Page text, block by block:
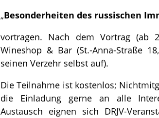
„Besonderheiten des russischen
vortragen. Nach dem Vortrag
Wineshop & Bar (St.-Anna-Straße
seinen Verzehr selbst auf).
Die Teilnahme ist kostenlos;
die Einladung gerne an alle
Austausch eignen sich DRJV-